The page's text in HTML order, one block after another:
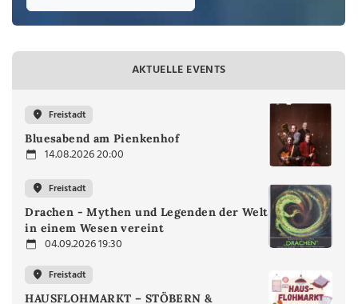
AKTUELLE EVENTS
Freistadt
Bluesabend am Pienkenhof
14.08.2026 20:00
Freistadt
Drachen - Mythen und Legenden der Welt
in einem Wesen vereint
04.09.2026 19:30
Freistadt
HAUSFLOHMARKT – STÖBERN &